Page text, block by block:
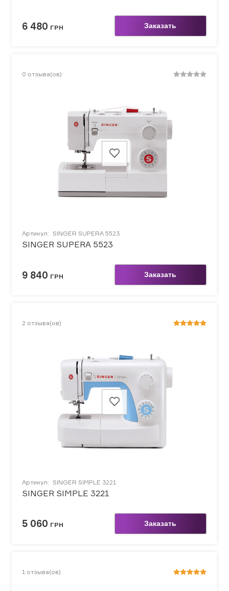
6 480 ГРН Заказать
0 отзыва(ов)
Артикул: SINGER SUPERA 5523
SINGER SUPERA 5523
9 840 ГРН Заказать
2 отзыва(ов)
Артикул: SINGER SIMPLE 3221
SINGER SIMPLE 3221
5 060 ГРН Заказать
1 отзыва(ов)